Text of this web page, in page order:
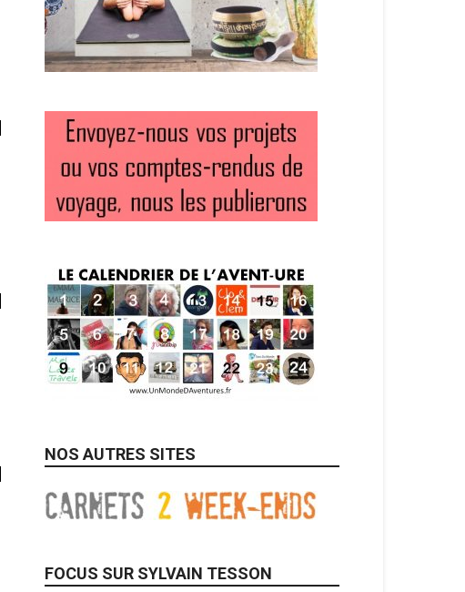
NOS AUTRES SITES
FOCUS SUR SYLVAIN TESSON